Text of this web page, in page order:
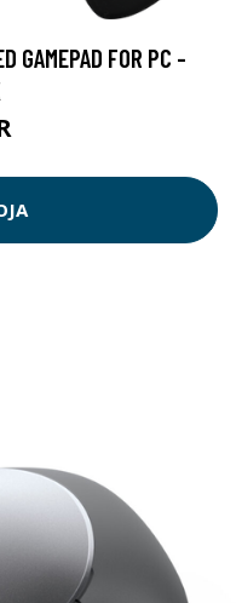
GAMEPAD FOR PC -